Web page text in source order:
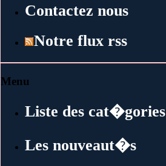
Contactez nous
Notre flux rss
Menu
Liste des cat�gories
Les nouveaut�s